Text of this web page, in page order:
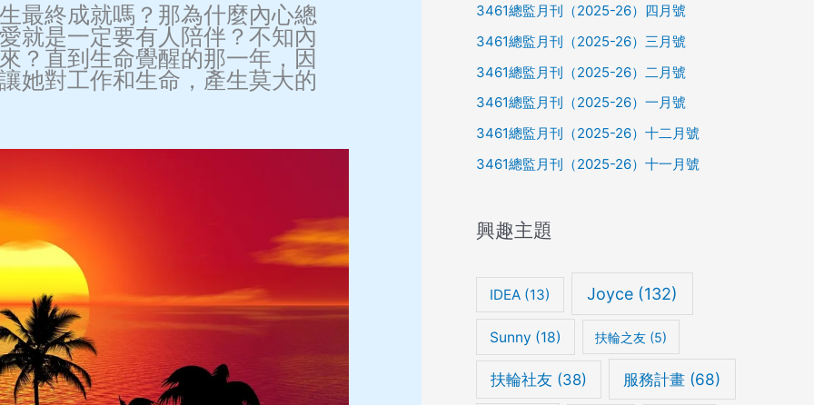
最終成就嗎？那為什麼內心總
就是一定要有人陪伴？不知內
？直到生命覺醒的那一年，因
她對工作和生命，產生莫大的
3461總監月刊（2025-26）四月號
3461總監月刊（2025-26）三月號
3461總監月刊（2025-26）二月號
3461總監月刊（2025-26）一月號
3461總監月刊（2025-26）十二月號
3461總監月刊（2025-26）十一月號
興趣主題
IDEA(13) Joyce(132)
Sunny (18) 扶輪之友 (5)
扶輪社友 (38) 服務計畫 (68)